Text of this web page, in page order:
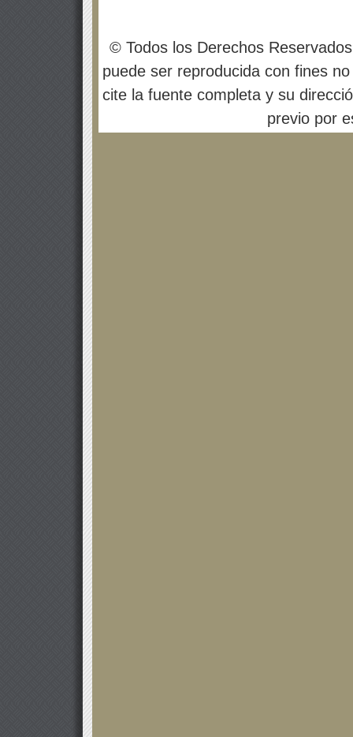
© Todos los Derechos
puede ser reproducida con fines
cite la fuente completa y su
previo por